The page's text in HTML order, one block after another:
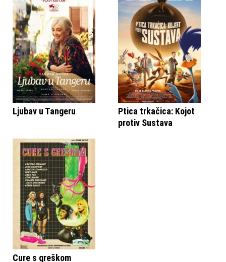
Ljubav u Tangeru
Ptica trkačica: Kojot
protiv Sustava
Cure s greškom